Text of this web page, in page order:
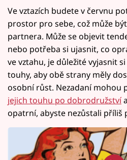
Ve vztazích budete v červnu
prostor pro sebe, což může
partnera. Může se objevit
nebo potřeba si ujasnit, co
ve vztahu, je důležité vyjasnit
touhy, aby obě strany měly
osobní růst. Nezadaní mohou
jejich touhu po dobrodružství
opatrní, abyste nezůstali příliš